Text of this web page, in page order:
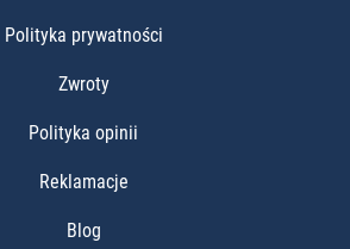
Polityka prywatności
Zwroty
Polityka opinii
Reklamacje
Blog